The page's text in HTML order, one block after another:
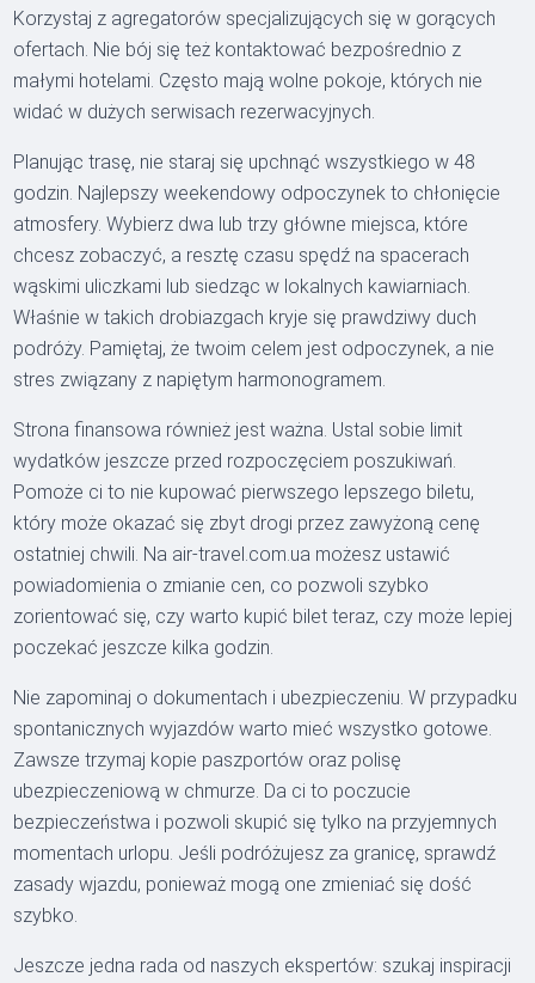
Korzystaj z agregatorów specjalizujących się w gorących
ofertach. Nie bój się też kontaktować bezpośrednio z
małymi hotelami. Często mają wolne pokoje, których nie
widać w dużych serwisach rezerwacyjnych.
Planując trasę, nie staraj się upchnąć wszystkiego w 48
godzin. Najlepszy weekendowy odpoczynek to chłonięcie
atmosfery. Wybierz dwa lub trzy główne miejsca, które
chcesz zobaczyć, a resztę czasu spędź na spacerach
wąskimi uliczkami lub siedząc w lokalnych kawiarniach.
Właśnie w takich drobiazgach kryje się prawdziwy duch
podróży. Pamiętaj, że twoim celem jest odpoczynek, a nie
stres związany z napiętym harmonogramem.
Strona finansowa również jest ważna. Ustal sobie limit
wydatków jeszcze przed rozpoczęciem poszukiwań.
Pomoże ci to nie kupować pierwszego lepszego biletu,
który może okazać się zbyt drogi przez zawyżoną cenę
ostatniej chwili. Na air-travel.com.ua możesz ustawić
powiadomienia o zmianie cen, co pozwoli szybko
zorientować się, czy warto kupić bilet teraz, czy może lepiej
poczekać jeszcze kilka godzin.
Nie zapominaj o dokumentach i ubezpieczeniu. W przypadku
spontanicznych wyjazdów warto mieć wszystko gotowe.
Zawsze trzymaj kopie paszportów oraz polisę
ubezpieczeniową w chmurze. Da ci to poczucie
bezpieczeństwa i pozwoli skupić się tylko na przyjemnych
momentach urlopu. Jeśli podróżujesz za granicę, sprawdź
zasady wjazdu, ponieważ mogą one zmieniać się dość
szybko.
Jeszcze jedna rada od naszych ekspertów: szukaj inspiracji